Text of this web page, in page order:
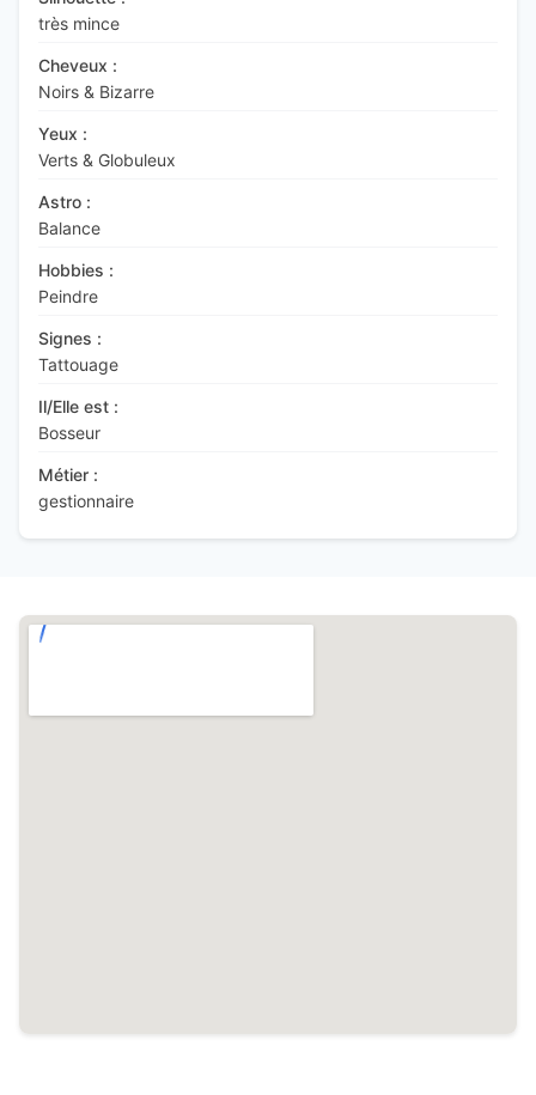
très mince
Cheveux :
Noirs & Bizarre
Yeux :
Verts & Globuleux
Astro :
Balance
Hobbies :
Peindre
Signes :
Tattouage
Il/Elle est :
Bosseur
Métier :
gestionnaire